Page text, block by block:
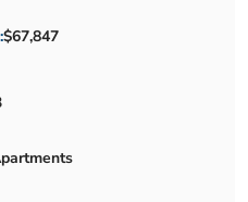
$67,847